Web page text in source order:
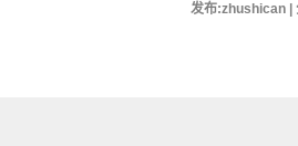
发布:zhushican |